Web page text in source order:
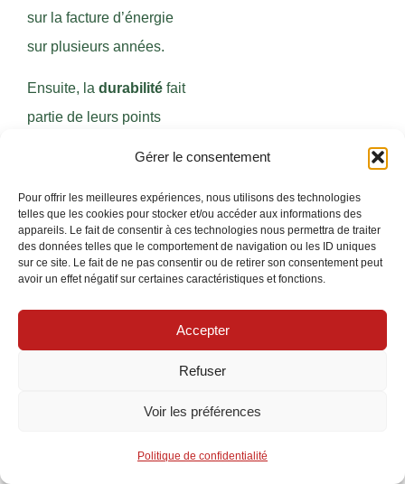
Gérer le consentement
Pour offrir les meilleures expériences, nous utilisons des technologies
telles que les cookies pour stocker et/ou accéder aux informations des
appareils. Le fait de consentir à ces technologies nous permettra de traiter
des données telles que le comportement de navigation ou les ID uniques
sur ce site. Le fait de ne pas consentir ou de retirer son consentement peut
avoir un effet négatif sur certaines caractéristiques et fonctions.
Accepter
Refuser
Voir les préférences
Politique de confidentialité
sur la facture d’énergie
sur plusieurs années.
Ensuite, la durabilité fait
partie de leurs points
fonctionner entre 30 000
et 50 000 heures,
réduisant la fréquence
un environnement
extérieur aux contraintes